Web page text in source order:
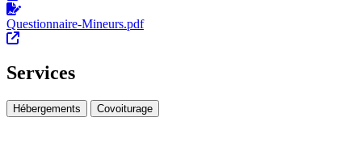
Questionnaire-Mineurs.pdf
Services
Hébergements Covoiturage